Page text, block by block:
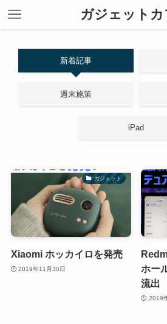
ガジェットカ
新着記事
週末施策
iPad
ガジェット
Xiaomi ホッカイロを発売
2019年11月30日
ホー
流出
2019